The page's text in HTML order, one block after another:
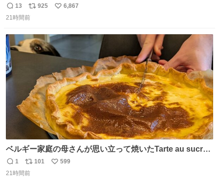
ちゃ行けないのはスペィン村ホテル🏛🏨 だってロビーから
中庭抜けるだけでこの有様🤩 ディズニーホテル泊まってる
ニャは益々素晴らしい場所になってる
返
信
13
リ
ポ
ト
数
925
い
数
6,867
21時間前
ベルギー家庭の母さんが思い立って焼いたTarte au sucre
は「砂糖のケーキ」。パイ生地に砂糖をたっぷり振りか
け、クリームと卵の液を注いで焼くだけ。溶けた砂糖はね
返
信
1
リ
ポ
101
い
599
21時間前